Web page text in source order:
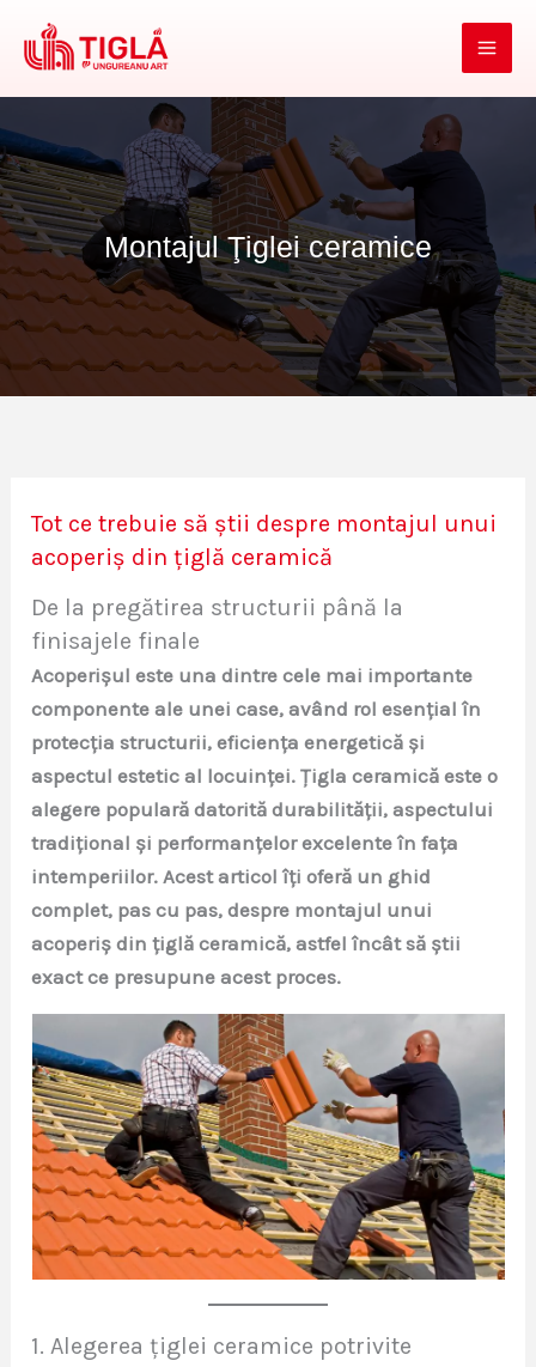
Montajul Ţiglei ceramice
Tot ce trebuie să știi despre montajul unui
acoperiș din țiglă ceramică
De la pregătirea structurii până la
finisajele finale
Acoperișul este una dintre cele mai importante
componente ale unei case, având rol esențial în
protecția structurii, eficiența energetică și
aspectul estetic al locuinței. Țigla ceramică este o
alegere populară datorită durabilității, aspectului
tradițional și performanțelor excelente în fața
intemperiilor. Acest articol îți oferă un ghid
complet, pas cu pas, despre montajul unui
acoperiș din țiglă ceramică, astfel încât să știi
exact ce presupune acest proces.
1. Alegerea țiglei ceramice potrivite